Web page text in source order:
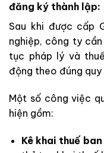
đăng ký thành lập:
Sau khi được cấp
nghiệp, công ty
tục pháp lý và
động theo đúng quy
Một số công việc
hiện gồm:
Kê khai thuế